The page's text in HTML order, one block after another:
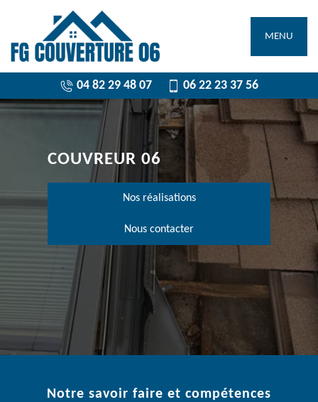
MENU
04 82 29 48 07 06 22 23 37 56
COUVREUR 06
Nos réalisations
Nous contacter
Notre savoir faire et compétences